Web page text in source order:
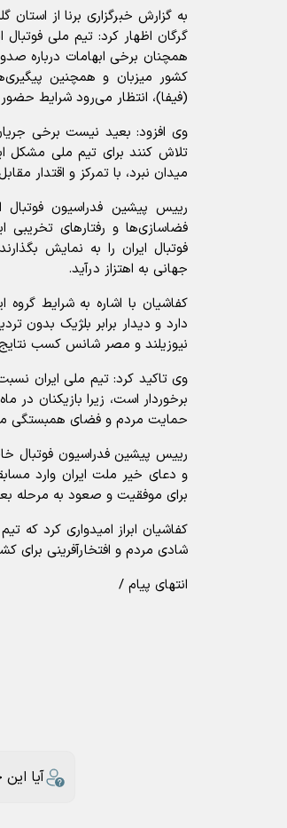
به گزارش خبرگزاری برنا از
گرگان اظهار کرد: تیم ملی فوتبال
همچنان برخی ابهامات درباره
کشور میزبان و همچنین
(فیفا)، انتظار می‌رود شرایط
وی افزود: بعید نیست برخی
تلاش کنند برای تیم ملی مشکل
میدان نبرد، با تمرکز و اقتدار
رییس پیشین فدراسیون فوتبال
فضاسازی‌ها و رفتار‌های تخریبی
فوتبال ایران را به نمایش
جهانی به اهتزاز درآید.
کفاشیان با اشاره به شرایط
دارد و دیدار برابر بلژیک بدون
نیوزیلند و مصر شانس کسب نتایج
وی تاکید کرد: تیم ملی ایران
برخوردار است، زیرا بازیکنان در
حمایت مردم و فضای همبستگی
رییس پیشین فدراسیون فوتبال
و دعای خیر ملت ایران وارد
برای موفقیت و صعود به مرحله
کفاشیان ابراز امیدواری کرد که
شادی مردم و افتخارآفرینی برای
انتهای پیام /
رئیس